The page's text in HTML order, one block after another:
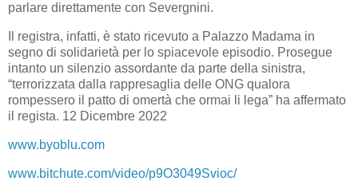
parlare direttamente con Severgnini.
Il registra, infatti, è stato ricevuto a Palazzo Madama in
segno di solidarietà per lo spiacevole episodio. Prosegue
intanto un silenzio assordante da parte della sinistra,
“terrorizzata dalla rappresaglia delle ONG qualora
rompessero il patto di omertà che ormai li lega” ha affermato
il regista. 12 Dicembre 2022
www.byoblu.com
www.bitchute.com/video/p9O3049Svioc/